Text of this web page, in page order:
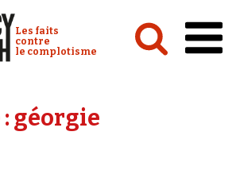
Conspiracy Watch :
Les faits
contre
le complotisme
géorgie